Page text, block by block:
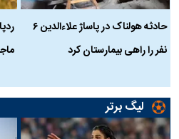
حادثه هولناک در پاساژ علاءالدین ۶
نفر را راهی بیمارستان کرد
لیگ برتر